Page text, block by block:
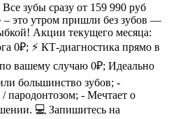
зубы сразу от 159 990 руб
– это утром пришли без зубов —
Акции текущего месяца:
0₽; ⚡ КТ-диагностика прямо в
вашему случаю 0₽; Идеально
большинство зубов; -
пародонтозом; - Мечтает о
💻 Запишитесь на